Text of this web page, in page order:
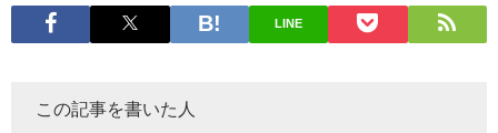
LINE
この記事を書いた人